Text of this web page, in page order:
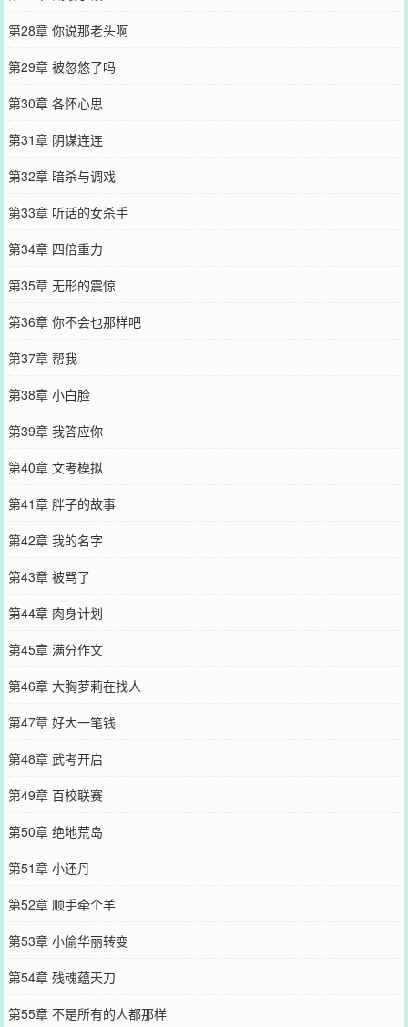
第28章 你说那老头啊
第29章 被忽悠了吗
第30章 各怀心思
第31章 阴谋连连
第32章 暗杀与调戏
第33章 听话的女杀手
第34章 四倍重力
第35章 无形的震惊
第36章 你不会也那样吧
第37章 帮我
第38章 小白脸
第39章 我答应你
第40章 文考模拟
第41章 胖子的故事
第42章 我的名字
第43章 被骂了
第44章 肉身计划
第45章 满分作文
第46章 大胸萝莉在找人
第47章 好大一笔钱
第48章 武考开启
第49章 百校联赛
第50章 绝地荒岛
第51章 小还丹
第52章 顺手牵个羊
第53章 小偷华丽转变
第54章 残魂蕴天刀
第55章 不是所有的人都那样